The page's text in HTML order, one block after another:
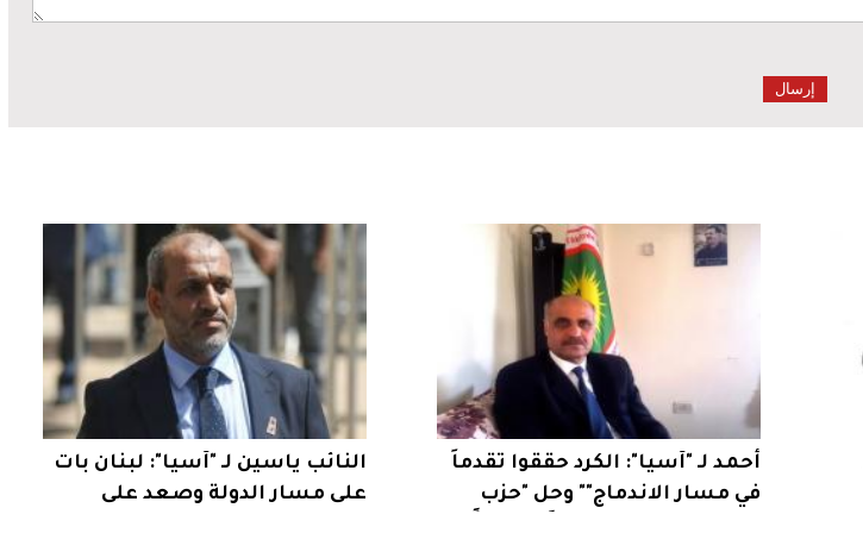
أحمد لـ "آسيا": الكرد حققوا تقدماً
في مسار الاندماج"" وحل "حزب
النائب ياسين لـ "آسيا": لبنان بات
على مسار الدولة وصعد على